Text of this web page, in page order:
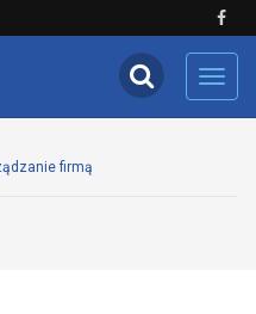
firmą